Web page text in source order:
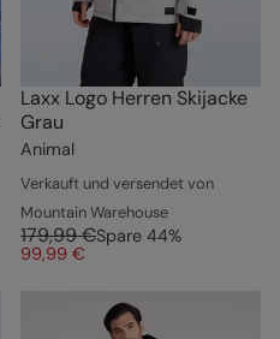
Laxx Logo Herren Skijacke
Grau
Animal
Verkauft und versendet von
Mountain Warehouse
179,99 €Spare 44%
99,99 €